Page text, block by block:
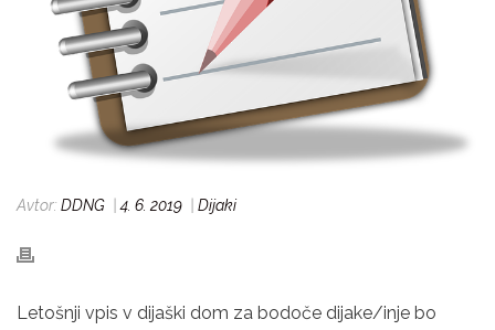
Avtor: DDNG |4. 6. 2019 Dijaki
Letošnji vpis v dijaški dom za bodoče dijake/inje bo